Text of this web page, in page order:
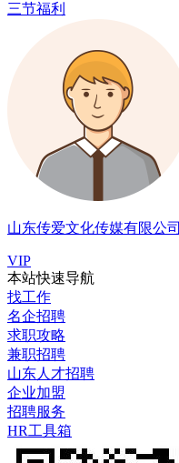
三节福利
山东传爱文化传媒有限公司
VIP
本站快速导航
找工作
名企招聘
求职攻略
兼职招聘
山东人才招聘
企业加盟
招聘服务
HR工具箱